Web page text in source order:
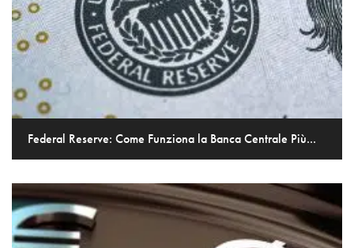
Federal Reserve: Come Funziona la Banca Centrale Più...